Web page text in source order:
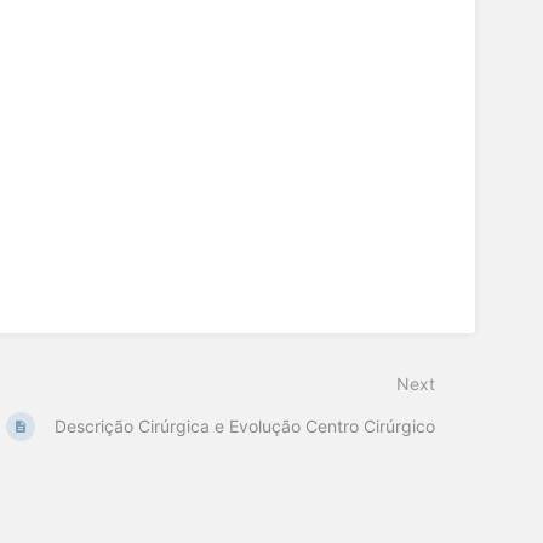
Next
Descrição Cirúrgica e Evolução Centro Cirúrgico